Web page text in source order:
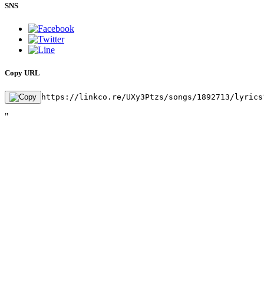
SNS
Copy URL
https://linkco.re/UXy3Ptzs/songs/1892713/
"